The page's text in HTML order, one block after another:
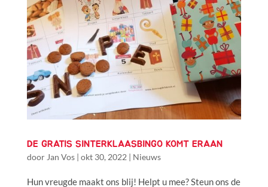
DE GRATIS SINTERKLAASBINGO KOMT ERAAN
door Jan Vos| okt 30, 2022 | Nieuws
Hun vreugde maakt ons blij! Helpt u mee? Steun ons de